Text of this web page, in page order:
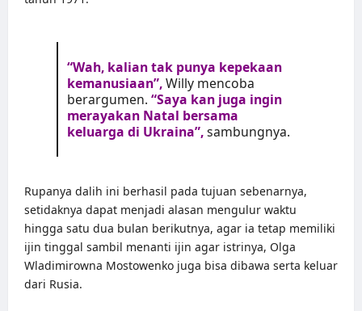
“Wah, kalian tak punya kepekaan
kemanusiaan”,Willy mencoba
berargumen. “Saya kan juga ingin
merayakan Natal bersama
keluarga di Ukraina”,sambungnya.
Rupanya dalih ini berhasil pada tujuan sebenarnya,
setidaknya dapat menjadi alasan mengulur waktu
hingga satu dua bulan berikutnya, agar ia tetap memiliki
ijin tinggal sambil menanti ijin agar istrinya, Olga
Wladimirowna Mostowenko juga bisa dibawa serta keluar
dari Rusia.